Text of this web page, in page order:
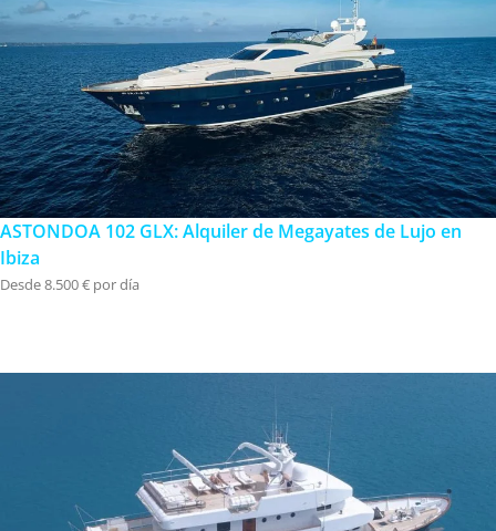
ASTONDOA 102 GLX: Alquiler de Megayates de Lujo en
Ibiza
Desde 8.500 € por día